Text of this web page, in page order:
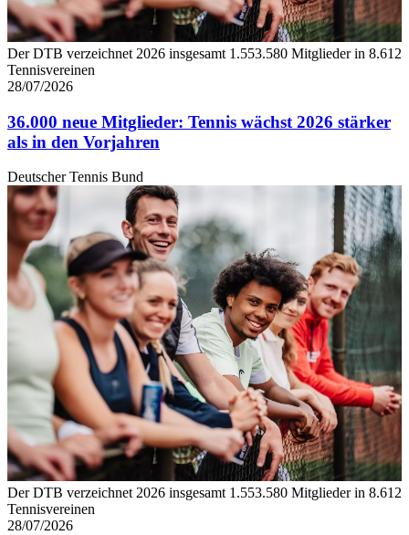
Der DTB verzeichnet 2026 insgesamt 1.553.580 Mitglieder in 8.612
Tennisvereinen
28/07/2026
36.000 neue Mitglieder: Tennis wächst 2026 stärker
als in den Vorjahren
Deutscher Tennis Bund
Der DTB verzeichnet 2026 insgesamt 1.553.580 Mitglieder in 8.612
Tennisvereinen
28/07/2026